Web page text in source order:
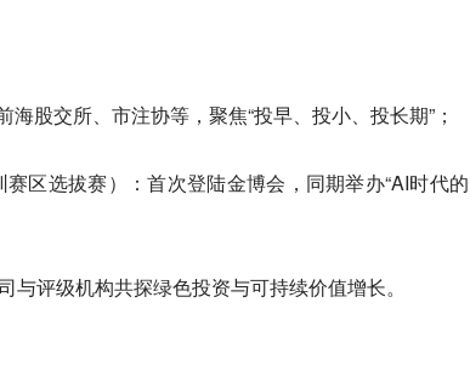
股交所、市注协等，聚焦“投早、投小、投长期”；
区选拔赛）：首次登陆金博会，同期举办“AI时代的
评级机构共探绿色投资与可持续价值增长。